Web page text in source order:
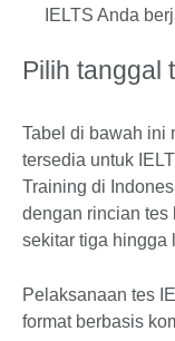
IELTS Anda
Pilih tanggal
Tabel di bawah ini
tersedia untuk
Training di
dengan rincian tes
sekitar tiga hingga
Pelaksanaan tes
format berbasis